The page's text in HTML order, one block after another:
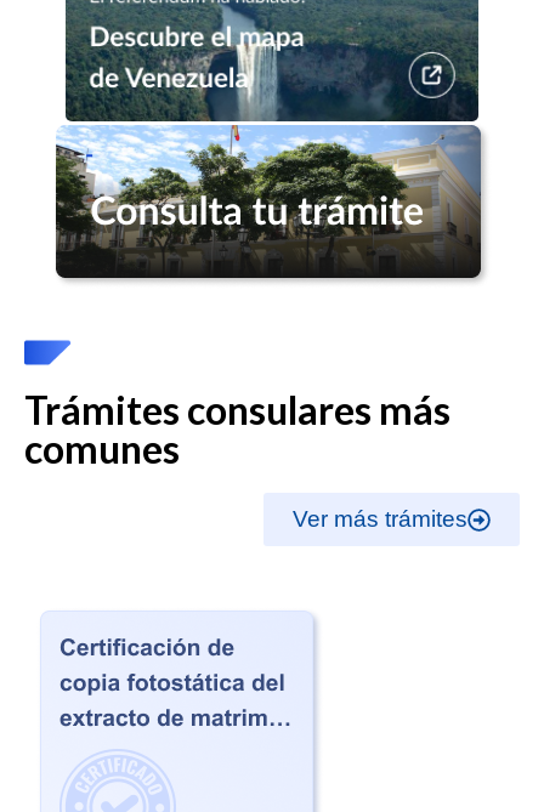
Trámites consulares más
comunes
Ver más trámites